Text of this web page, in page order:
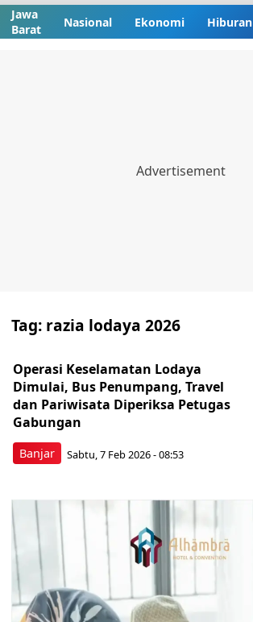
Jawa
Barat
Nasional Ekonomi Hiburan
Tag: razia lodaya 2026
Banjar
Operasi Keselamatan Lodaya
Dimulai, Bus Penumpang, Travel
dan Pariwisata Diperiksa Petugas
Gabungan
Sabtu, 7 Feb 2026 - 08:53